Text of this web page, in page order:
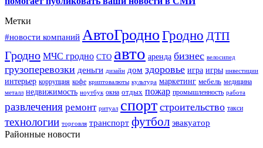
Метки
#новости компаний АвтоГродноГродно ДТП
Гродно МЧС гродно СТО авто аренда бизнес велосипед
грузоперевозки деньги дизайн дом здоровье игра игры инвестиции
интерьер коррупция кофе криптовалюты культура маркетинг мебель медицина
металл недвижимость ноутбук окна отдых пожар промышленность работа
развлечения ремонт ритуал спорт строительство такси
технологии торговля транспорт футбол эвакуатор
Районные новости